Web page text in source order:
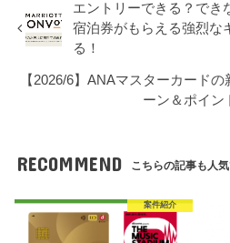
エントリーできる？でき
宿泊券がもらえる強烈な
る！
【2026/6】ANAマスターカード
ーン＆ポイン
RECOMMEND こちらの記事も人気
案件紹介